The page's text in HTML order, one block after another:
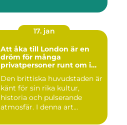
17. jan
Att åka till London är en
dröm för många
privatpersoner runt om i
Den brittiska huvudstaden är
känt för sin rika kultur,
historia och pulserande
atmosfär. I denna art...